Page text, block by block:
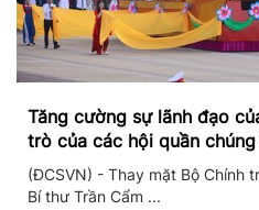
Tăng cường sự lãnh đạo
trò của các hội quần
triển mới
(ĐCSVN) - Thay mặt Bộ Chính
Bí thư Trần Cẩm ...